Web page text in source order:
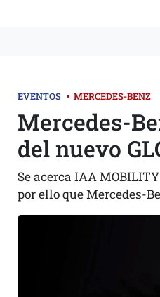
EVENTOS • MERCEDES-BENZ
Mercedes-
del nuevo
Se acerca IAA
por ello que Mercedes-